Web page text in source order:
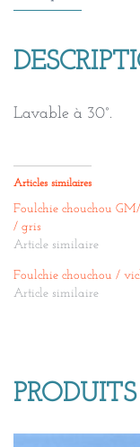
Lavable à 30°.
Articles similaires
Foulchie chouchou
/ gris
Article similaire
Foulchie chouchou /
Article similaire